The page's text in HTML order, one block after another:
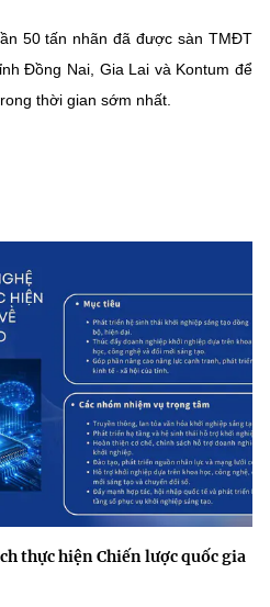
50 tấn nhãn đã được sàn TMĐT
Đồng Nai, Gia Lai và Kontum để
thời gian sớm nhất.
thực hiện Chiến lược quốc gia